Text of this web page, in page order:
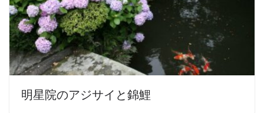
明星院のアジサイと錦鯉